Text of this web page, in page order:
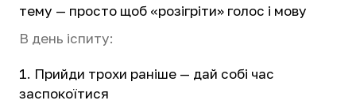
тему — просто щоб «розігріти» голос і мову
В день іспиту:
Прийди трохи раніше — дай собі час
заспокоїтися